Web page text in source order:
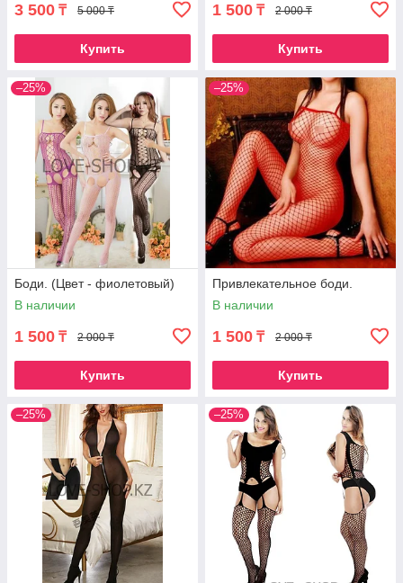
3 500 ₸ 5 000 ₸
Купить
1 500 ₸ 2 000 ₸
Купить
–25%
Боди. (Цвет - фиолетовый)
В наличии
1 500 ₸ 2 000 ₸
Купить
–25%
Привлекательное боди.
В наличии
1 500 ₸ 2 000 ₸
Купить
–25% –25%